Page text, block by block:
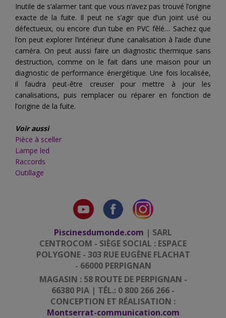
Inutile de s’alarmer tant que vous n’avez pas trouvé l’origine
exacte de la fuite. Il peut ne s’agir que d’un joint usé ou
défectueux, ou encore d’un tube en PVC fêlé… Sachez que
l’on peut explorer l’intérieur d’une canalisation à l’aide d’une
caméra. On peut aussi faire un diagnostic thermique sans
destruction, comme on le fait dans une maison pour un
diagnostic de performance énergétique. Une fois localisée,
il faudra peut-être creuser pour mettre à jour les
canalisations, puis remplacer ou réparer en fonction de
l’origine de la fuite.
Voir aussi
Pièce à sceller
Lampe led
Raccords
Outillage
Piscinesdumonde.com | SARL
CENTROCOM - SIÈGE SOCIAL : ESPACE
POLYGONE - 303 RUE EUGÈNE FLACHAT
- 66000 PERPIGNAN
MAGASIN : 58 ROUTE DE PERPIGNAN -
66380 PIA | TÉL.: 0 800 266 266 -
CONCEPTION ET RÉALISATION :
Montserrat-communication.com